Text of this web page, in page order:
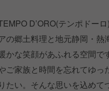
D’ORO(テンポドー
の郷土料理と地元静岡・熱
かな笑顔があふれる空間で
ご家族と時間を忘れてゆ
たい。そんな思いを込めて